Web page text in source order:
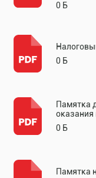
0 Б
0 Б
Памятка
0 Б
Памятка